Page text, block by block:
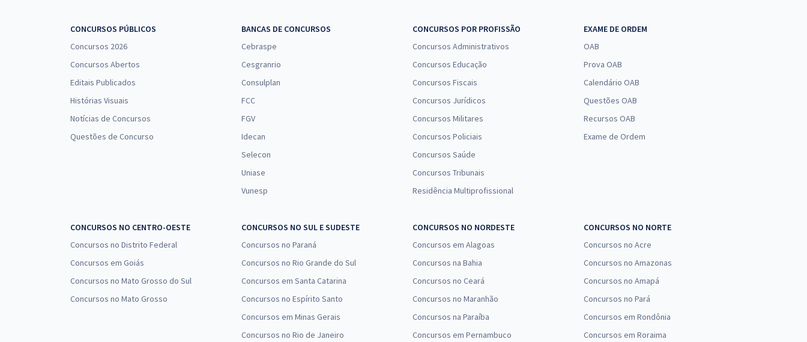
(-20%)
Secretaria Municipal de Educação de Indaiatuba -
SP - Professor Docente I
Comprar
CONCURSOS PÚBLICOS
Concursos 2026
Concursos Abertos
Editais Publicados
Histórias Visuais
Notícias de Concursos
Questões de Concurso
BANCAS DE CONCURSOS
Cebraspe
Cesgranrio
Consulplan
FCC
FGV
Idecan
Selecon
Uniase
Vunesp
CONCURSOS POR PROFISSÃO
Concursos Administrativos
Concursos Educação
Concursos Fiscais
Concursos Jurídicos
Concursos Militares
Concursos Policiais
Concursos Saúde
Concursos Tribunais
Residência Multiprofissional
EXAME DE ORDEM
OAB
Prova OAB
Calendário OAB
Questões OAB
Recursos OAB
Exame de Ordem
CONCURSOS NO CENTRO-OESTE
Concursos no Distrito Federal
Concursos em Goiás
Concursos no Mato Grosso do Sul
Concursos no Mato Grosso
CONCURSOS NO SUL E SUDESTE
Concursos no Paraná
Concursos no Rio Grande do Sul
Concursos em Santa Catarina
Concursos no Espírito Santo
Concursos em Minas Gerais
Concursos no Rio de Janeiro
CONCURSOS NO NORDESTE
Concursos em Alagoas
Concursos na Bahia
Concursos no Ceará
Concursos no Maranhão
Concursos na Paraíba
Concursos em Pernambuco
CONCURSOS NO NORTE
Concursos no Acre
Concursos no Amazonas
Concursos no Amapá
Concursos no Pará
Concursos em Rondônia
Concursos em Roraima